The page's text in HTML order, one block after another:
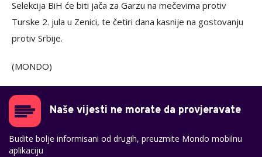
Selekcija BiH će biti jača za Garzu na mečevima protiv
Turske 2. jula u Zenici, te četiri dana kasnije na gostovanju
protiv Srbije.
(MONDO)
Naše vijesti ne morate da provjeravate
Budite bolje informisani od drugih, preuzmite Mondo mobilnu
aplikaciju